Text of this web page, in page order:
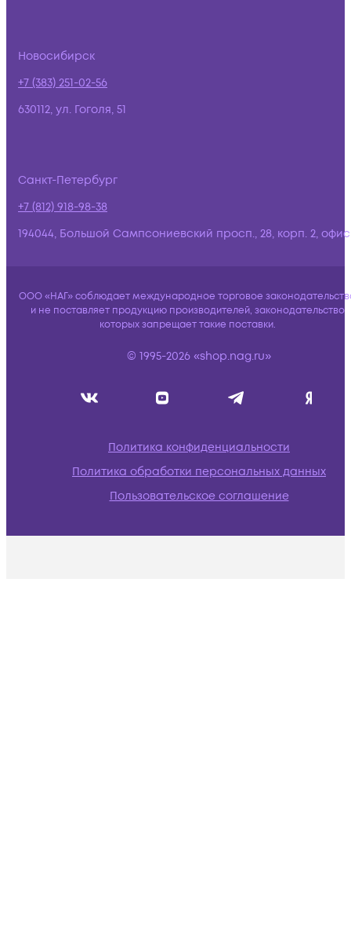
Новосибирск
+7 (383) 251-02-56
630112, ул. Гоголя, 51
Санкт-Петербург
+7 (812) 918-98-38
194044, Большой Сампсониевский просп., 28, корп. 2,
ООО «НАГ» соблюдает международное торговое
и не поставляет продукцию производителей, законодательство
которых запрещает такие поставки.
© 1995-2026 «shop.nag.ru»
Политика конфиденциальности
Политика обработки персональных данных
Пользовательское соглашение